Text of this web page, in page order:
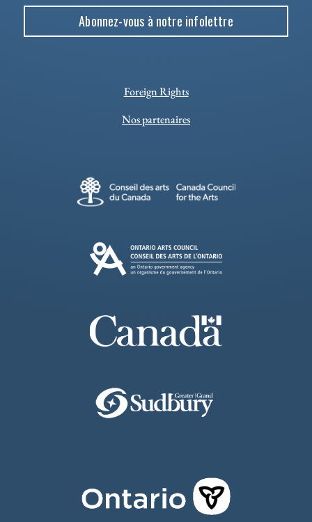
Abonnez-vous à notre infolettre
Foreign Rights
Nos partenaires